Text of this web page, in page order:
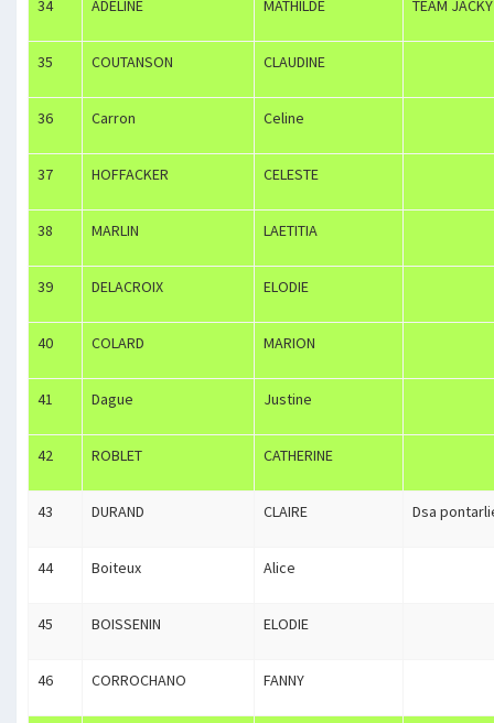
34 ADELINE MATHILDE TEAM
35 COUTANSON CLAUDINE
36 Carron Celine
37 HOFFACKER CELESTE
38 MARLIN LAETITIA
39 DELACROIX ELODIE
40 COLARD MARION
41 Dague Justine
42 ROBLET CATHERINE
43 DURAND CLAIRE Dsa
44 Boiteux Alice
45 BOISSENIN ELODIE
46 CORROCHANO FANNY